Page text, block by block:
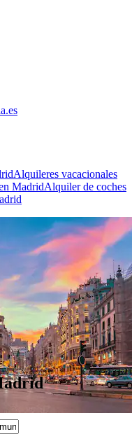
Alquileres vacacionales
MadridAlquiler de coches